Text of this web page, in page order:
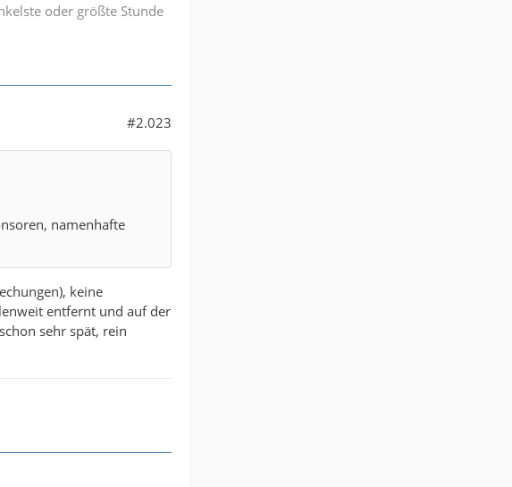
oder größte Stunde
#2.023
namenhafte
keine
entfernt und auf der
sehr spät, rein